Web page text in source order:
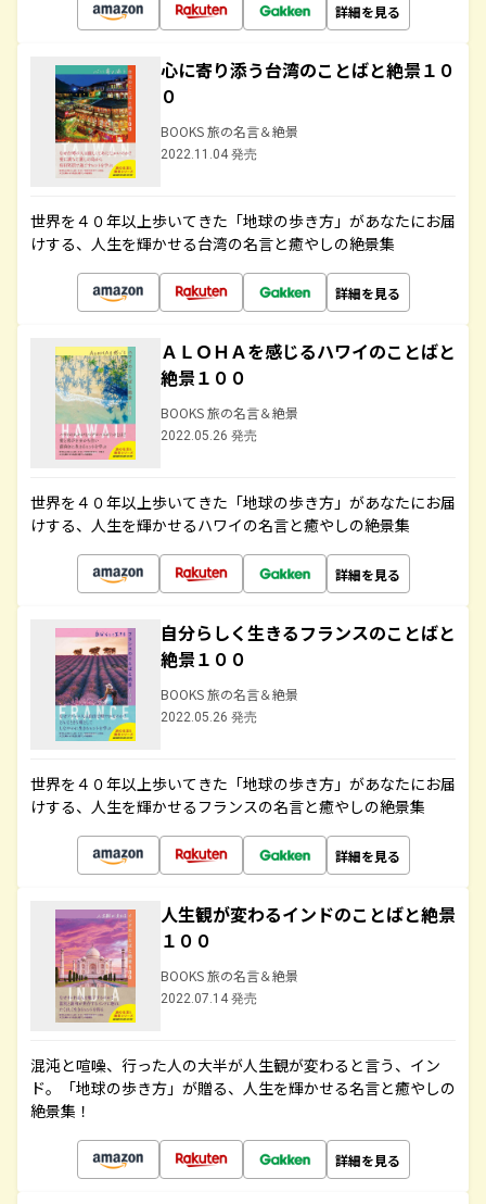
詳細を見る
心に寄り添う台湾のことばと絶景１０
０
BOOKS 旅の名言＆絶景
2022.11.04 発売
世界を４０年以上歩いてきた「地球の歩き方」があなたにお届
けする、人生を輝かせる台湾の名言と癒やしの絶景集
詳細を見る
ＡＬＯＨＡを感じるハワイのことばと
絶景１００
BOOKS 旅の名言＆絶景
2022.05.26 発売
世界を４０年以上歩いてきた「地球の歩き方」があなたにお届
けする、人生を輝かせるハワイの名言と癒やしの絶景集
詳細を見る
自分らしく生きるフランスのことばと
絶景１００
BOOKS 旅の名言＆絶景
2022.05.26 発売
世界を４０年以上歩いてきた「地球の歩き方」があなたにお届
けする、人生を輝かせるフランスの名言と癒やしの絶景集
詳細を見る
人生観が変わるインドのことばと絶景
１００
BOOKS 旅の名言＆絶景
2022.07.14 発売
混沌と喧噪、行った人の大半が人生観が変わると言う、イン
ド。「地球の歩き方」が贈る、人生を輝かせる名言と癒やしの
絶景集！
詳細を見る